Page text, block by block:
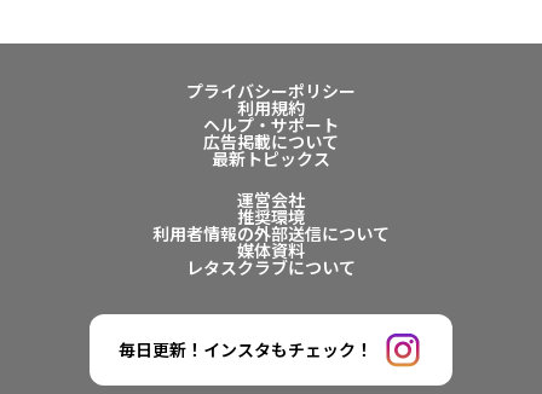
プライバシーポリシー
利用規約
ヘルプ・サポート
広告掲載について
最新トピックス
運営会社
推奨環境
利用者情報の外部送信について
媒体資料
レタスクラブについて
毎日更新！インスタもチェック！